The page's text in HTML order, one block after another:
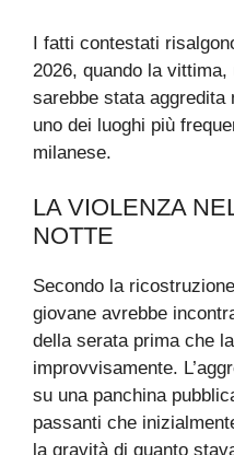
I fatti contestati
2026, quando la
sarebbe stata aggredita
uno dei luoghi più
milanese.
LA VIOLENZA
NOTTE
Secondo la
giovane avrebbe
della serata prima che
improvvisamente.
su una panchina
passanti che
la gravità di quanto